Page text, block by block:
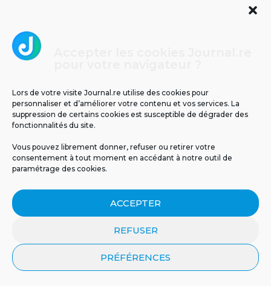
Lors de votre visite Journal.re utilise des cookies pour
personnaliser et d’améliorer votre contenu et vos services. La
suppression de certains cookies est susceptible de dégrader des
fonctionnalités du site.
Vous pouvez librement donner, refuser ou retirer votre
consentement à tout moment en accédant à notre outil de
paramétrage des cookies.
ACCEPTER
REFUSER
PRÉFÉRENCES
Un espoir inattendu venu
de la nature :...
Un cas d’infection invasive